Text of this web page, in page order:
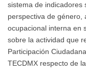
sistema de indicadores
perspectiva de género,
ocupacional interna en
sobre la actividad que
Participación
TECDMX respecto de